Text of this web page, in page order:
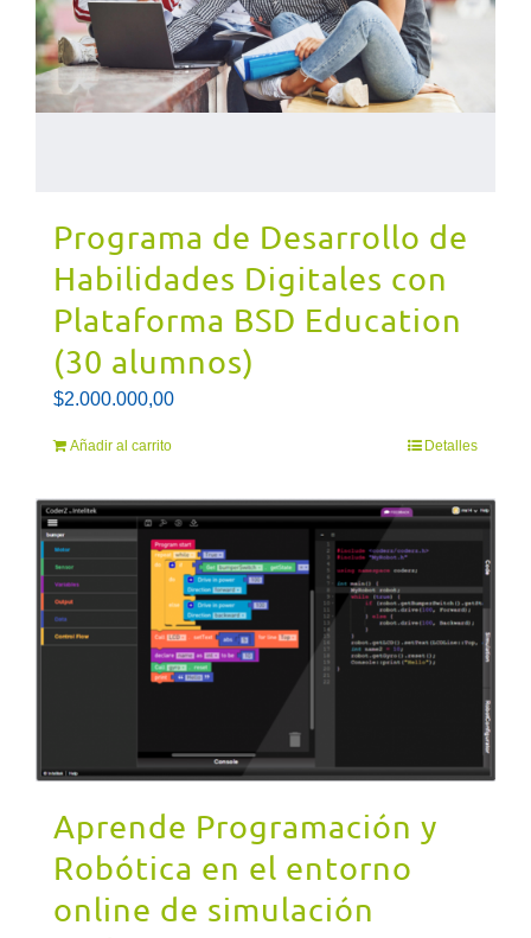
Programa de Desarrollo de
Habilidades Digitales con
Plataforma BSD Education
(30 alumnos)
$2.000.000,00
Añadir al carrito Detalles
Aprende Programación y
Robótica en el entorno
online de simulación